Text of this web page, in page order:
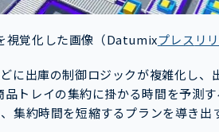
視覚化した画像（Datumixプレス リ
に出庫の制御ロジックが複雑化し、
トレイの集約に掛かる時間を予測
集約時間を短縮するプランを導き出